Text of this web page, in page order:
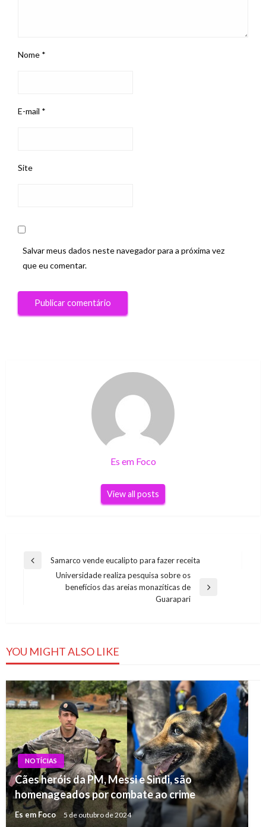
Nome *
E-mail *
Site
Salvar meus dados neste navegador para a próxima vez
que eu comentar.
Es em Foco
View all posts
Navegação
Previous
Samarco vende eucalipto para fazer receita
Universidade realiza pesquisa sobre os
benefícios das areias monazíticas de
Guarapari
YOU MIGHT ALSO LIKE
NOTÍCIAS
Cães heróis da PM, Messi e Sindi, são
homenageados por combate ao crime
Es em Foco 5 de outubro de 2024